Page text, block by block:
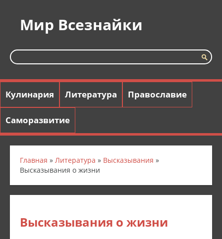
Мир Всезнайки
Кулинария Литература Православие
Саморазвитие
Главная » Литература » Высказывания »
Высказывания о жизни
Высказывания о жизни